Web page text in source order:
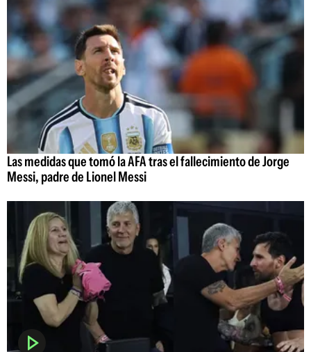
Las medidas que tomó la AFA tras el fallecimiento de Jorge
Messi, padre de Lionel Messi